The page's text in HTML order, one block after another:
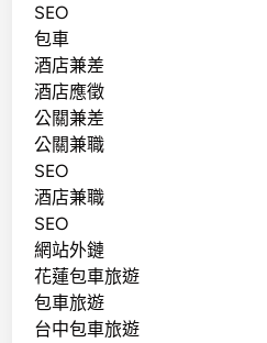
SEO
包車
酒店兼差
酒店應徵
公關兼差
公關兼職
SEO
酒店兼職
SEO
網站外鏈
花蓮包車旅遊
包車旅遊
台中包車旅遊